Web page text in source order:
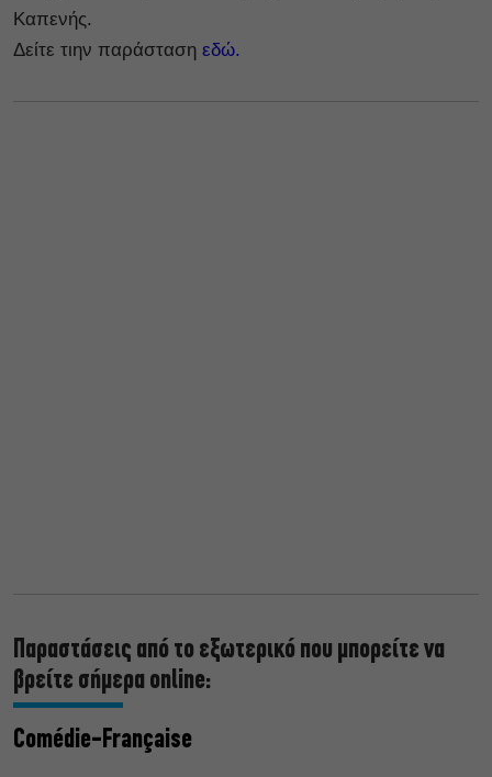
Καπενής.
Δείτε τιην παράσταση εδώ.
Παραστάσεις από το εξωτερικό που μπορείτε να
βρείτε σήμερα online:
Comédie-Française